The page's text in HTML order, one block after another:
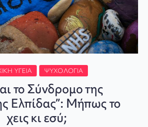
ΥΓΕΊΑ ΨΥΧΟΛΟΓΊΑ
το Σύνδρομο της
Ελπίδας”: Μήπως το
χεις κι εσύ;